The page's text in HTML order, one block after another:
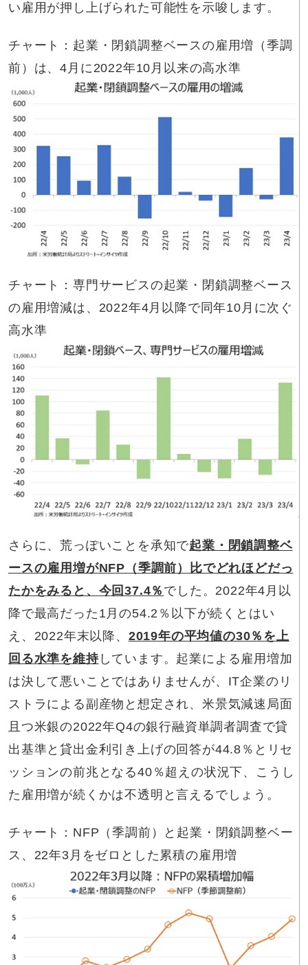
い雇用が押し上げられた可能性を示唆します。
チャート：起業・閉鎖調整ベースの雇用増（季調
前）は、4月に2022年10月以来の高水準
チャート：専門サービスの起業・閉鎖調整ベース
の雇用増減は、2022年4月以降で同年10月に次ぐ
高水準
さらに、荒っぽいことを承知で起業・閉鎖調整ベ
ースの雇用増がNFP（季調前）比でどれほどだっ
たかをみると、今回37.4％ でした。2022年4月以
降で最高だった1月の54.2％以下が続くとはい
え、2022年末以降、 2019年の平均値の30％を上
回る水準を維持しています。起業による雇用増加
は決して悪いことではありませんが、IT企業のリ
ストラによる副産物と想定され、米景気減速局面
且つ米銀の2022年Q4の銀行融資単調者調査で貸
出基準と貸出金利引き上げの回答が44.8％とリセ
ッションの前兆となる40％超えの状況下、こうし
た雇用増が続くかは不透明と言えるでしょう。
チャート：NFP（季調前）と起業・閉鎖調整ベー
ス、22年3月をゼロとした累積の雇用増